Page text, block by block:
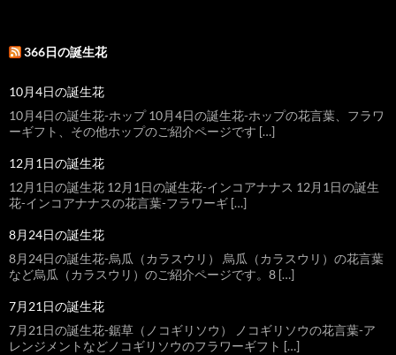
366日の誕生花
10月4日の誕生花
10月4日の誕生花-ホップ 10月4日の誕生花-ホップの花言葉、フラワ
ーギフト、その他ホップのご紹介ページです […]
12月1日の誕生花
12月1日の誕生花 12月1日の誕生花-インコアナナス 12月1日の誕生
花-インコアナナスの花言葉-フラワーギ […]
8月24日の誕生花
8月24日の誕生花-烏瓜（カラスウリ） 烏瓜（カラスウリ）の花言葉
など烏瓜（カラスウリ）のご紹介ページです。8 […]
7月21日の誕生花
7月21日の誕生花-鋸草（ノコギリソウ） ノコギリソウの花言葉-ア
レンジメントなどノコギリソウのフラワーギフト […]